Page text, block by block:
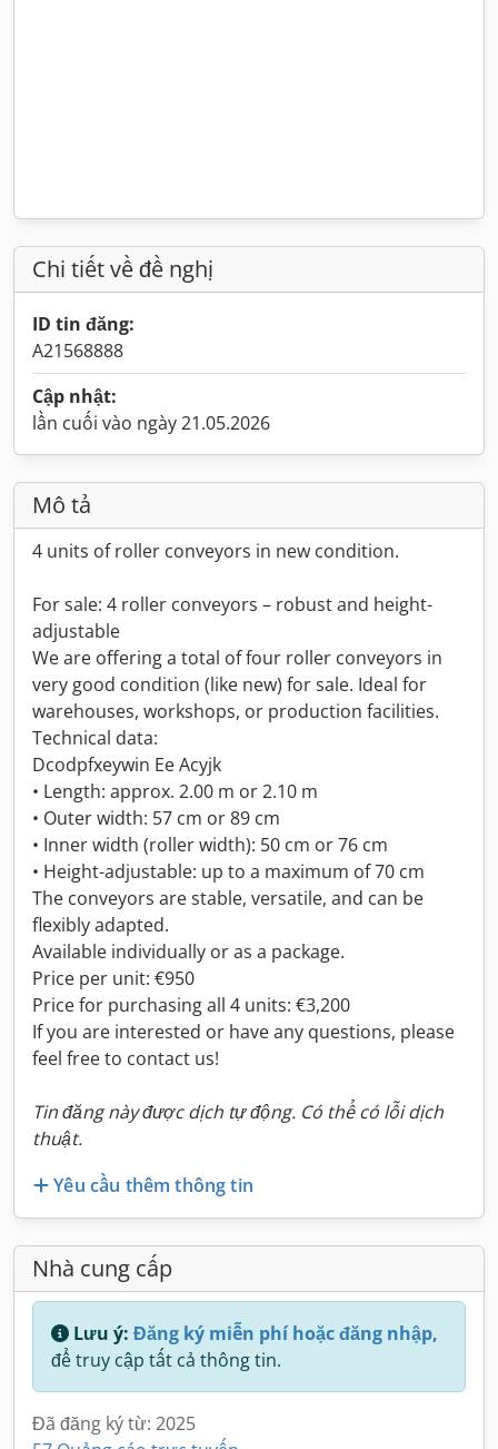
Chi tiết về đề nghị
ID tin đăng:
A21568888
Cập nhật:
lần cuối vào ngày 21.05.2026
Mô tả
4 units of roller conveyors in new condition.
For sale: 4 roller conveyors – robust and height-
adjustable
We are offering a total of four roller conveyors in
very good condition (like new) for sale. Ideal for
warehouses, workshops, or production facilities.
Technical data:
Dcodpfxeywin Ee Acyjk
• Length: approx. 2.00 m or 2.10 m
• Outer width: 57 cm or 89 cm
• Inner width (roller width): 50 cm or 76 cm
• Height-adjustable: up to a maximum of 70 cm
The conveyors are stable, versatile, and can be
flexibly adapted.
Available individually or as a package.
Price per unit: €950
Price for purchasing all 4 units: €3,200
If you are interested or have any questions, please
feel free to contact us!
Tin đăng này được dịch tự động. Có thể có lỗi dịch
thuật.
Yêu cầu thêm thông tin
Nhà cung cấp
Lưu ý: Đăng ký miễn phí hoặc đăng nhập,
để truy cập tất cả thông tin.
Đã đăng ký từ: 2025